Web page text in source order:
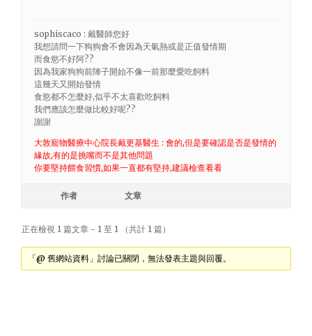
sophiscaco : 戴醫師您好
我想請問一下狗狗會不會因為天氣熱或是正值發情期
而食慾不好阿??
因為我家狗狗前陣子開始不像一前那麼愛吃飼料
這幾天又開始發情
食慾都不怎麼好,似乎不太喜歡吃飼料
我們應該怎麼做比較好呢??
謝謝
大敦寵物醫療中心院長戴更基醫生 : 會的,但是要確認是否是發情的
緣故,有的是挑嘴而不是其他問題
你要堅持餵食習慣,如果一直都有堅持,建議檢查看看
作者 文章
正在檢視 1 篇文章 - 1 至 1 （共計 1 篇）
「@ 舊網站資料」討論已關閉，無法發表主題與回覆。